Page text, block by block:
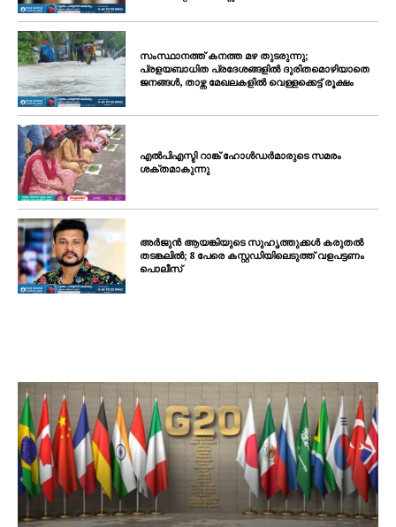
സംസ്ഥാനത്ത് കനത്ത മഴ തുടരുന്നു;
പ്രളയബാധിത പ്രദേശങ്ങളിൽ ദുരിതമൊഴിയാതെ
ജനങ്ങൾ, താഴ്ന്ന മേഖലകളിൽ വെള്ളക്കെട്ട് രൂക്ഷം
എൽപിഎസ്ടി റാങ്ക് ഹോൾഡർമാരുടെ സമരം
ശക്തമാകുന്നു
അർജുൻ ആയങ്കിയുടെ സുഹൃത്തുക്കൾ കരുതൽ
തടങ്കലിൽ; 8 പേരെ കസ്റ്റഡിയിലെടുത്ത് വളപട്ടണം
പൊലീസ്